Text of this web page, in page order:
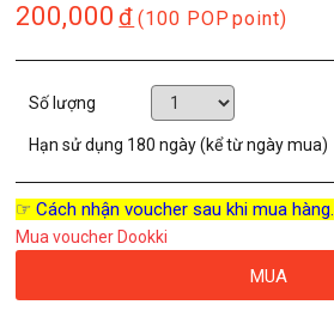
200,000 đ (100 POP point)
Số lượng
Hạn sử dụng 180 ngày (kể từ ngày mua)
☞ Cách nhận voucher sau khi mua hàng.
Mua voucher Dookki
MUA